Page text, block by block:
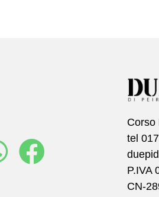
Corso
tel
P.IVA
CN-